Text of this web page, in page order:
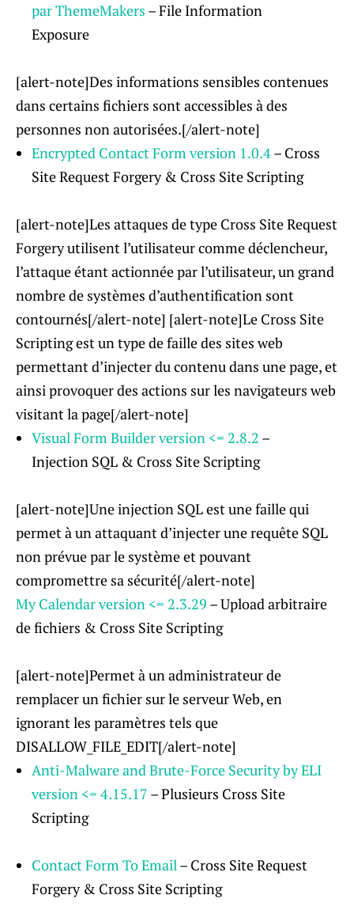
par ThemeMakers – File Information
Exposure
[alert-note]Des informations sensibles contenues
dans certains fichiers sont accessibles à des
personnes non autorisées.[/alert-note]
Encrypted Contact Formversion 1.0.4– Cross
Site Request Forgery & Cross Site Scripting
[alert-note]Les attaques de type Cross Site Request
Forgery utilisent l’utilisateur comme déclencheur,
l’attaque étant actionnée par l’utilisateur, un grand
nombre de systèmes d’authentification sont
contournés[/alert-note] [alert-note]Le Cross Site
Scripting est un type de faille des sites web
permettant d’injecter du contenu dans une page, et
ainsi provoquer des actions sur les navigateurs web
visitant la page[/alert-note]
Visual Form Builderversion <= 2.8.2 –
Injection SQL & Cross Site Scripting
[alert-note]Une injection SQL est une faille qui
permet à un attaquant d’injecter une requête SQL
non prévue par le système et pouvant
compromettre sa sécurité[/alert-note]
My Calendarversion <= 2.3.29 – Upload arbitraire
de fichiers & Cross Site Scripting
[alert-note]Permet à un administrateur de
remplacer un fichier sur le serveur Web, en
ignorant les paramètres tels que
DISALLOW_FILE_EDIT[/alert-note]
Anti-Malware and Brute-Force Security by ELI
version <= 4.15.17 – Plusieurs Cross Site
Scripting
Contact Form To Email– Cross Site Request
Forgery & Cross Site Scripting